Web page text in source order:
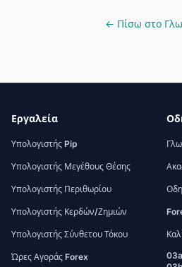
← Πίσω στο
Εργαλεία
Υπολογιστής Pip
Υπολογιστής Μεγέθους Θέσης
Υπολογιστής Περιθωρίου
Υπολογιστής Κερδών/Ζημιών
Υπολογιστής Σύνθετου Τόκου
Ώρες Αγοράς Forex